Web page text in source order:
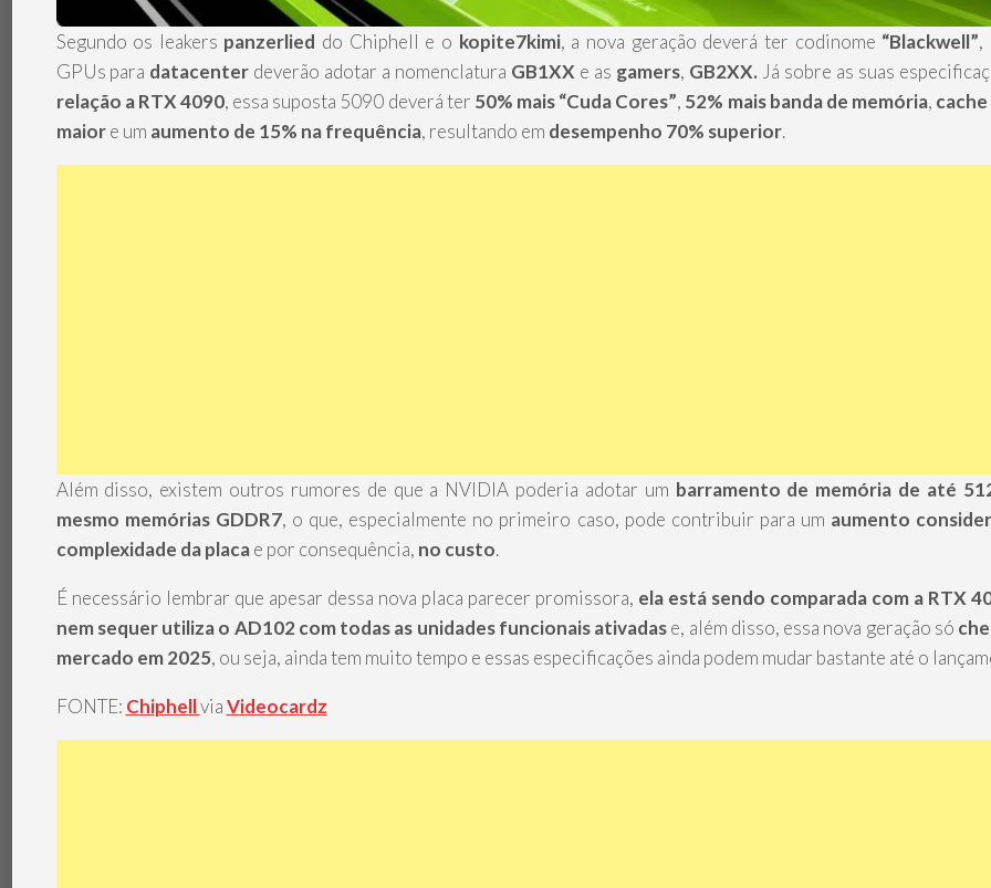
Segundo os leakers panzerlied do Chiphell e o kopite7kimi, a nova geração deverá ter codinome “Blackwell”,
GPUs para datacenter deverão adotar a nomenclatura GB1XX e as gamers, GB2XX. Já sobre as suas
relação a RTX 4090, essa suposta 5090 deverá ter 50% mais “Cuda Cores”, 52% mais banda de memória,
maiore um aumento de 15% na frequência, resultando em desempenho 70% superior.
Além disso, existem outros rumores de que a NVIDIA poderia adotar um barramento de memória de até
mesmo memórias GDDR7, o que, especialmente no primeiro caso, pode contribuir para um aumento
complexidade da placae por consequência, no custo.
É necessário lembrar que apesar dessa nova placa parecer promissora, ela está sendo comparada com a RTX
nem sequer utiliza o AD102 com todas as unidades funcionais ativadase, além disso, essa nova geração só
mercado em 2025, ou seja, ainda tem muito tempo e essas especificações ainda podem mudar bastante até o
FONTE: ChiphellviaVideocardz